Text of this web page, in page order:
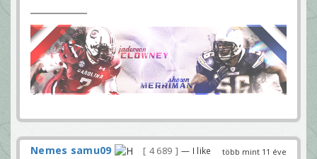
több mint 11 éve
Nemes samu09 4 689
— I like